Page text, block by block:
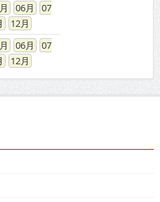
06
07
12
06
07
12